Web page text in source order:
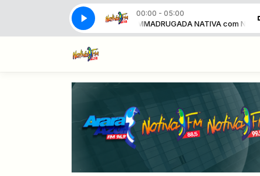
00:00 - 05:00
NATIVA com Nativa FMMADRUGADA NATIVA com Nativa FM